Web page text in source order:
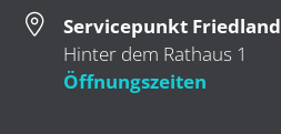
Servicepunkt Friedland
Hinter dem Rathaus 1
Öffnungszeiten